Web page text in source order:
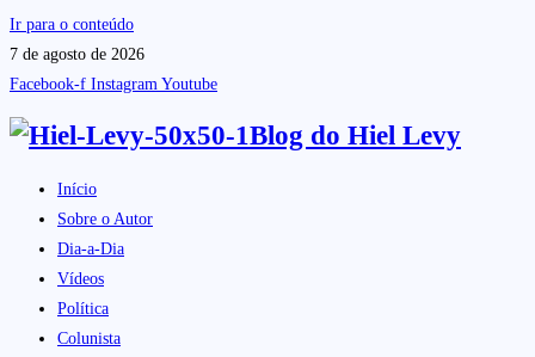
Ir para o conteúdo
7 de agosto de 2026
Facebook-f Instagram Youtube
Blog do Hiel Levy
Início
Sobre o Autor
Dia-a-Dia
Vídeos
Política
Colunista